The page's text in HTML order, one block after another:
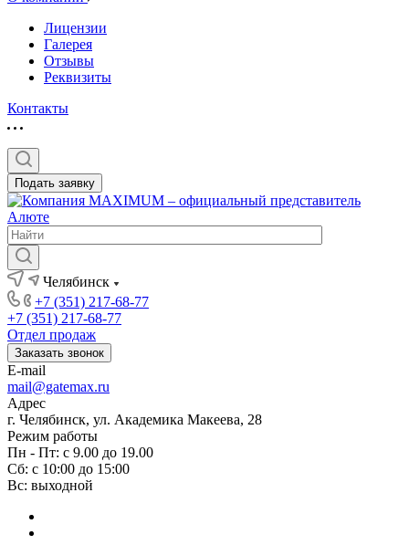
Лицензии
Галерея
Отзывы
Реквизиты
Контакты
Подать заявку
Челябинск
+7 (351) 217-68-77
+7 (351) 217-68-77
Отдел продаж
Заказать звонок
E-mail
mail@gatemax.ru
Адрес
г. Челябинск, ул. Академика Макеева, 28
Режим работы
Пн - Пт: с 9.00 до 19.00
Сб: с 10:00 до 15:00
Вс: выходной